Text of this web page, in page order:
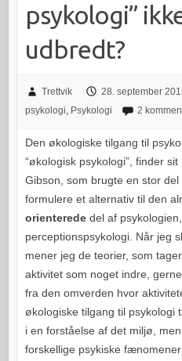
psykologi”
udbredt?
Trettvik 28. september
psykologi, Psykologi 2
Den økologiske tilgang til
“økologisk psykologi”, finder
Gibson, som brugte en stor
formulere et alternativ til den
orienterededel af
perceptionspsykologi. Når jeg
mener jeg de teorier, som
aktivitet som noget indre,
fra den omverden hvor
økologiske tilgang til psykologi
i en forståelse af det miljø,
forskellige psykiske